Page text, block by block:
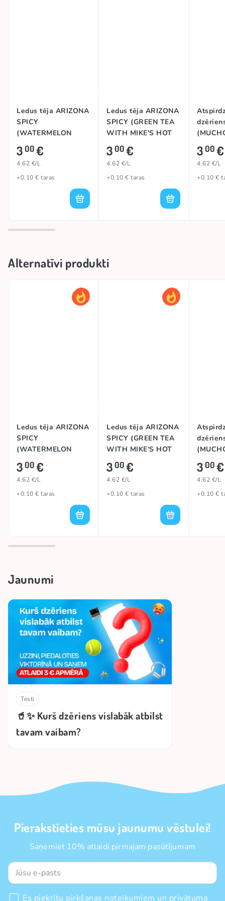
Ledus tēja ARIZONA
SPICY
(WATERMELON
WITH MIKE'S HOT
HONEY), 650ml
300€
4.62 €/L
+0.10 € taras
Ledus tēja ARIZONA
SPICY (GREEN TEA
WITH MIKE'S HOT
HONEY), 650ml
300€
4.62 €/L
+0.10 € taras
650ml
300€
4.62 €/L
+0.10 €
Alternatīvi produkti
Ledus tēja ARIZONA
SPICY
(WATERMELON
WITH MIKE'S HOT
HONEY), 650ml
300€
4.62 €/L
+0.10 € taras
Ledus tēja ARIZONA
SPICY (GREEN TEA
WITH MIKE'S HOT
HONEY), 650ml
300€
4.62 €/L
+0.10 € taras
650ml
300€
4.62 €/L
+0.10 €
Jaunumi
Testi
🥤✨ Kurš dzēriens vislabāk atbilst
tavam vaibam?
Pierakstieties mūsu jaunumu vēstulei!
Saņemiet 10% atlaidi pirmajam pasūtījumam
Es piekrītu pirkšanas noteikumiem un privātuma